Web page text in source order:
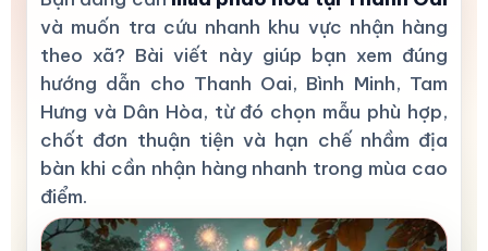
và muốn tra cứu nhanh khu vực nhận hàng
theo xã? Bài viết này giúp bạn xem đúng
hướng dẫn cho Thanh Oai, Bình Minh, Tam
Hưng và Dân Hòa, từ đó chọn mẫu phù hợp,
chốt đơn thuận tiện và hạn chế nhầm địa
bàn khi cần nhận hàng nhanh trong mùa cao
điểm.